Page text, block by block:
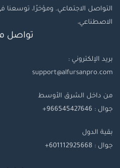
التواصل الاجتماعي. ومؤخرًا، توسعنا
الاصطناعي،
تواصل
بريد الإلكتروني :
support@alfursanpro.com
من داخل الشرق الأوسط
جوال : 966545427646+
بقية الدول
جوال : 601112925668+